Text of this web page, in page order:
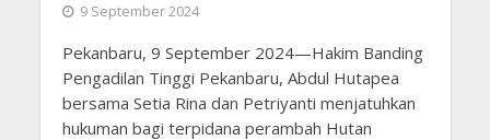
9 September 2024
Pekanbaru, 9 September 2024—Hakim Banding
Pengadilan Tinggi Pekanbaru, Abdul Hutapea
bersama Setia Rina dan Petriyanti menjatuhkan
hukuman bagi terpidana perambah Hutan